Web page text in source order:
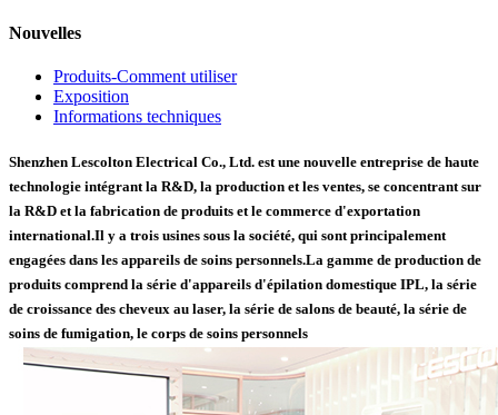
Nouvelles
Produits-Comment utiliser
Exposition
Informations techniques
Shenzhen Lescolton Electrical Co., Ltd. est une nouvelle entreprise de haute
technologie intégrant la R&D, la production et les ventes, se concentrant sur
la R&D et la fabrication de produits et le commerce d'exportation
international.Il y a trois usines sous la société, qui sont principalement
engagées dans les appareils de soins personnels.La gamme de production de
produits comprend la série d'appareils d'épilation domestique IPL, la série
de croissance des cheveux au laser, la série de salons de beauté, la série de
soins de fumigation, le corps de soins personnels